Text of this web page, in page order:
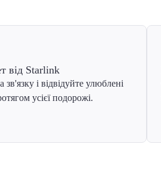
від Starlink
зв'язку і відвідуйте улюблені
усієї подорожі.